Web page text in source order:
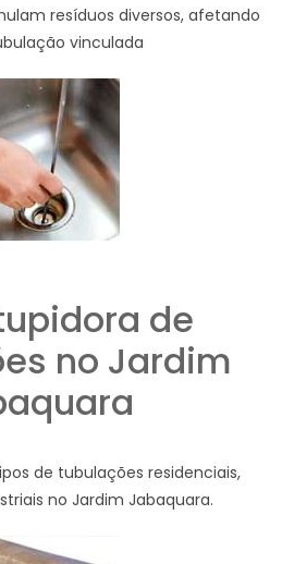
resíduos diversos, afetando
vinculada
de
no Jardim
de tubulações residenciais,
no Jardim Jabaquara.